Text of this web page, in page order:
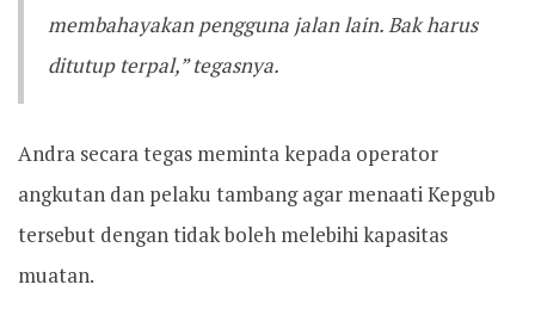
membahayakan pengguna jalan lain. Bak harus
ditutup terpal,” tegasnya.
Andra secara tegas meminta kepada operator
angkutan dan pelaku tambang agar menaati Kepgub
tersebut dengan tidak boleh melebihi kapasitas
muatan.